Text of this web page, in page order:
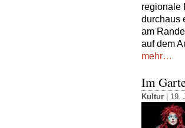
regionale
durchaus
am
auf dem
mehr…
Im
Kultur | 19.